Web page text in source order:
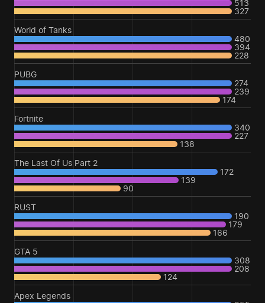
513
327
World of Tanks
480
394
228
PUBG
274
239
174
Fortnite
340
227
138
The Last Of Us Part 2
172
139
90
RUST
190
179
166
GTA 5
308
208
124
Apex Legends